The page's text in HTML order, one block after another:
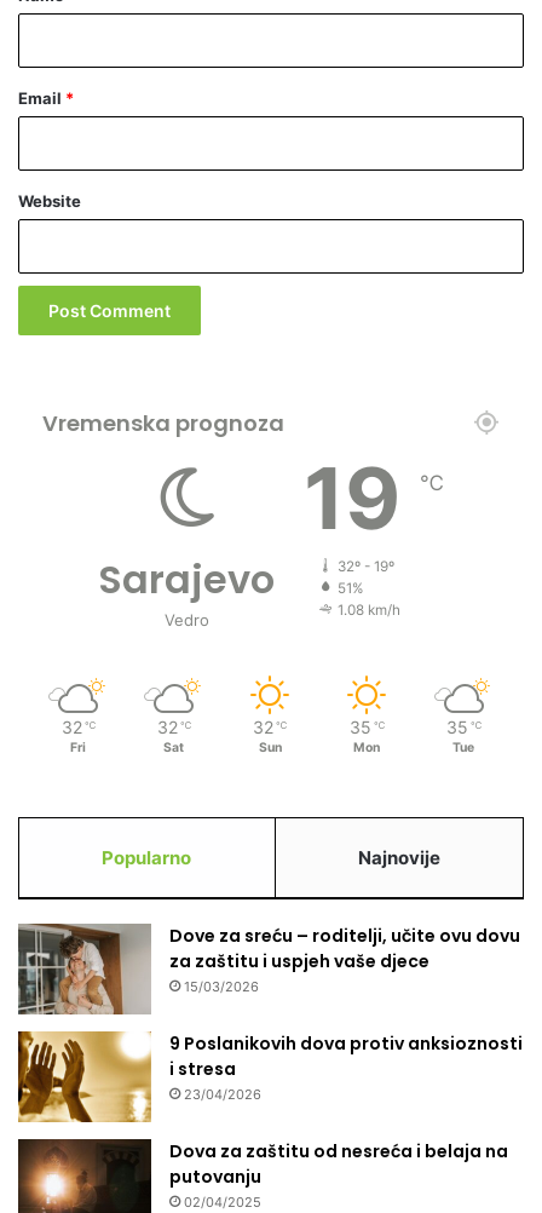
Email *
Website
Vremenska prognoza
Sarajevo
Vedro
19 ℃
32º - 19º
51%
1.08 km/h
32 ℃
Fri
32 ℃
Sat
32 ℃
Sun
35 ℃
Mon
35 ℃
Tue
Popularno Najnovije
Dove za sreću – roditelji, učite ovu dovu
za zaštitu i uspjeh vaše djece
15/03/2026
9 Poslanikovih dova protiv anksioznosti
i stresa
23/04/2026
Dova za zaštitu od nesreća i belaja na
putovanju
02/04/2025